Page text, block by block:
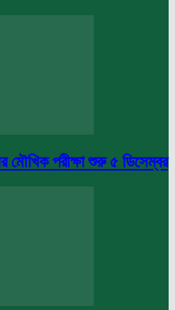
মৌখিক পরীক্ষা শুরু ৫ ডিসেম্বর